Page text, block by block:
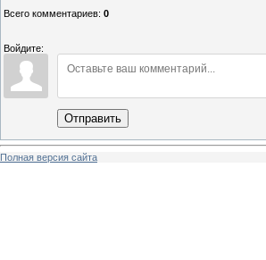
Всего комментариев: 0
Войдите:
Отправить
Полная версия сайта